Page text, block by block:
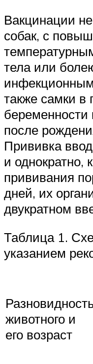
Вакцинации
собак, с
тела или
также самки в
беременности
после
Прививка
и однократно,
прививания
дней, их
двукратном
Таблица 1.
указанием
животного и
его возраст